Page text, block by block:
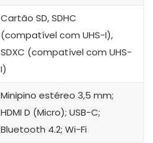
Cartão SD, SDHC
(compatível com UHS-I),
SDXC (compatível com UHS-
I)
Minipino estéreo 3,5 mm;
HDMI D (Micro); USB-C;
Bluetooth 4.2; Wi-Fi